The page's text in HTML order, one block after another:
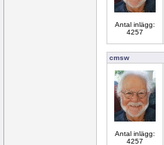
Antal inlägg:
4257
cmsw
Antal inlägg:
4257